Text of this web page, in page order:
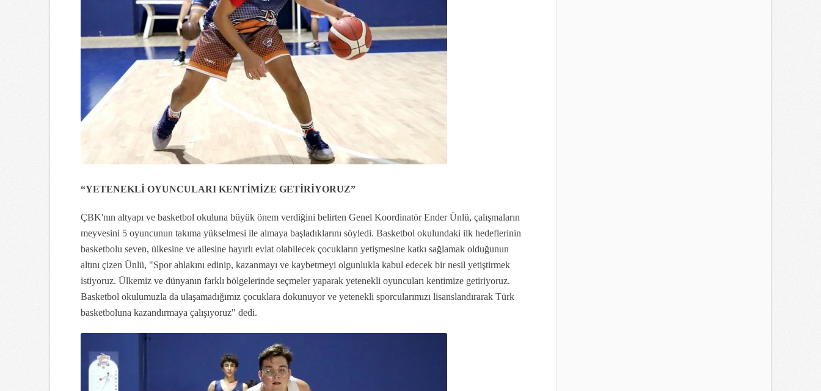
“YETENEKLİ OYUNCULARI KENTİMİZE GETİRİYORUZ”
ÇBK'nın altyapı ve basketbol okuluna büyük önem verdiğini belirten Genel Koordinatör Ender Ünlü, çalışmaların
meyvesini 5 oyuncunun takıma yükselmesi ile almaya başladıklarını söyledi. Basketbol okulundaki ilk hedeflerinin
basketbolu seven, ülkesine ve ailesine hayırlı evlat olabilecek çocukların yetişmesine katkı sağlamak olduğunun
altını çizen Ünlü, "Spor ahlakını edinip, kazanmayı ve kaybetmeyi olgunlukla kabul edecek bir nesil yetiştirmek
istiyoruz. Ülkemiz ve dünyanın farklı bölgelerinde seçmeler yaparak yetenekli oyuncuları kentimize getiriyoruz.
Basketbol okulumuzla da ulaşamadığımız çocuklara dokunuyor ve yetenekli sporcularımızı lisanslandırarak Türk
basketboluna kazandırmaya çalışıyoruz" dedi.